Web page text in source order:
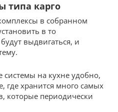
типа карго
в собранном
в то
выдвигаться, и
на кухне удобно,
где хранится много самых
которые периодически